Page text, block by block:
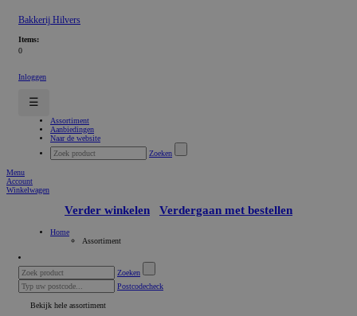
Bakkerij Hilvers
Items:
0
Inloggen
☰
Assortiment
Aanbiedingen
Naar de website
Zoeken
Menu
Account
Winkelwagen
Verder winkelen Verdergaan met bestellen
Home
Assortiment
Zoeken
Postcodecheck
Bekijk hele assortiment